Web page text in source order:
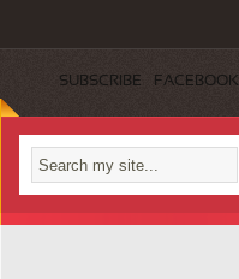
SUBSCRIBE FACEBOOK